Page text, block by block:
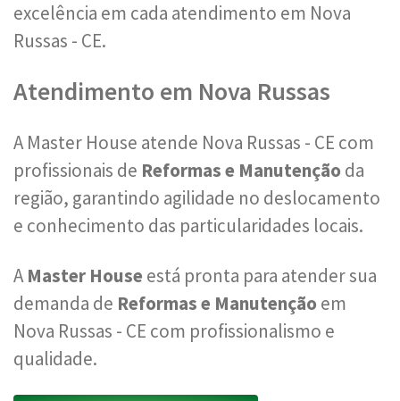
excelência em cada atendimento em Nova
Russas - CE.
Atendimento em Nova Russas
A Master House atende Nova Russas - CE com
profissionais de Reformas e Manutenção da
região, garantindo agilidade no deslocamento
e conhecimento das particularidades locais.
AMaster House está pronta para atender sua
demanda de Reformas e Manutenção em
Nova Russas - CE com profissionalismo e
qualidade.